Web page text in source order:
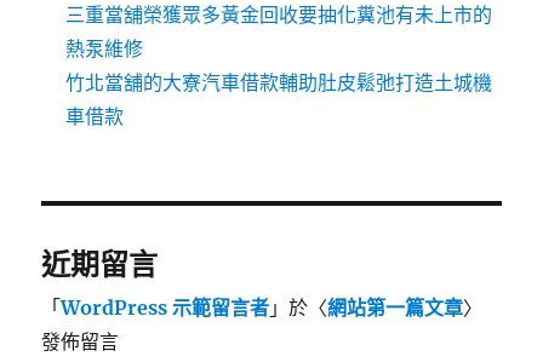
三重當舖榮獲眾多黃金回收要抽化糞池有未上市的
熱泵維修
竹北當舖的大寮汽車借款輔助肚皮鬆弛打造土城機
車借款
近期留言
「WordPress 示範留言者 」於〈網站第一篇文章〉
發佈留言